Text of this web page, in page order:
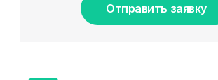
Отправить заявку